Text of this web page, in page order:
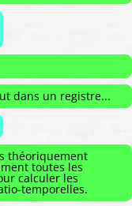
dans un registre...
théoriquement
toutes les
calculer les
temporelles.